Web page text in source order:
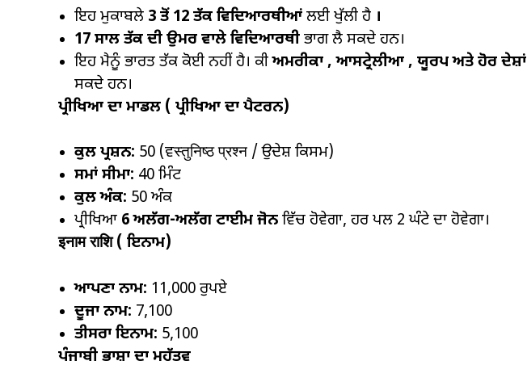
ਇਹ ਮੁਕਾਬਲੇ 3 ਤੋਂ 12 ਤੱਕ ਵਿਦਿਆਰਥੀਆਂ ਲਈ ਖੁੱਲੀ ਹੈ ।
17 ਸਾਲ ਤੱਕ ਦੀ ਉਮਰ ਵਾਲੇ ਵਿਦਿਆਰਥੀ ਭਾਗ ਲੈ ਸਕਦੇ ਹਨ।
ਇਹ ਮੈਨੂੰ ਭਾਰਤ ਤੱਕ ਕੋਈ ਨਹੀਂ ਹੈ। ਕੀਅਮਰੀਕਾ ,ਆਸਟ੍ਰੇਲੀਆ , ਯੂਰਪ ਅਤੇ ਹੋਰ ਦੇਸ਼ਾਂ
ਸਕਦੇ ਹਨ।
ਪ੍ਰੀਖਿਆ ਦਾ ਮਾਡਲ ( ਪ੍ਰੀਖਿਆ ਦਾ ਪੈਟਰਨ)
ਕੁਲ ਪ੍ਰਸ਼ਨ: 50 (ਵस्तुनिष्ठ प्रश्न / ਉਦੇਸ਼ ਕਿਸਮ)
ਸਮਾਂ ਸੀਮਾ: 40 ਮਿੰਟ
ਕੁਲ ਅੰਕ: 50 ਅੰਕ
ਪ੍ਰੀਖਿਆ 6ਅਲੱਗ-ਅਲੱਗ ਟਾਈਮ ਜੋਨ ਵਿੱਚ ਹੋਵੇਗਾ, ਹਰ ਪਲ 2 ਘੰਟੇ ਦਾ ਹੋਵੇਗਾ।
इनाम राशि ( ਇਨਾਮ)
ਆਪਣਾ ਨਾਮ: 11,000 ਰੁਪਏ
ਦੂਜਾ ਨਾਮ: ₹7,100
ਤੀਸਰਾ ਇਨਾਮ: ₹5,100
ਪੰਜਾਬੀ ਭਾਸ਼ਾ ਦਾ ਮਹੱਤਵ